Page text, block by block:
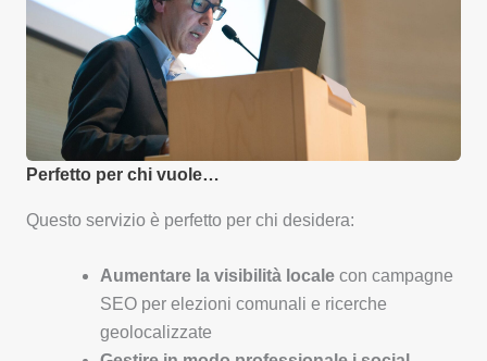
Perfetto per chi vuole…
Questo servizio è perfetto per chi desidera:
Aumentare la visibilità locale con campagne
SEO per elezioni comunali e ricerche
geolocalizzate